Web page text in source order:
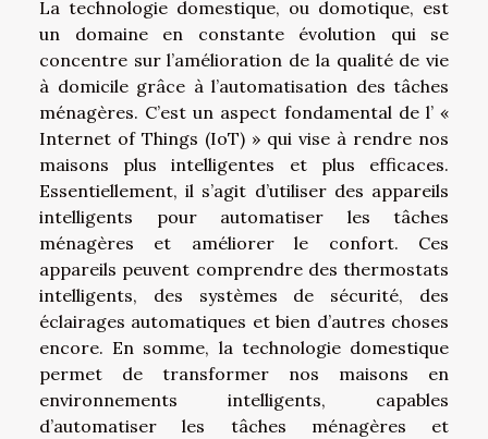
La technologie domestique, ou domotique, est
un domaine en constante évolution qui se
concentre sur l’amélioration de la qualité de vie
à domicile grâce à l’automatisation des tâches
ménagères. C’est un aspect fondamental de l’ «
Internet of Things (IoT) » qui vise à rendre nos
maisons plus intelligentes et plus efficaces.
Essentiellement, il s’agit d’utiliser des appareils
intelligents pour automatiser les tâches
ménagères et améliorer le confort. Ces
appareils peuvent comprendre des thermostats
intelligents, des systèmes de sécurité, des
éclairages automatiques et bien d’autres choses
encore. En somme, la technologie domestique
permet de transformer nos maisons en
environnements intelligents, capables
d’automatiser les tâches ménagères et